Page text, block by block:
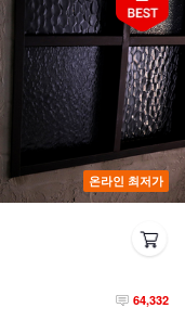
온라인 최저가
64,332